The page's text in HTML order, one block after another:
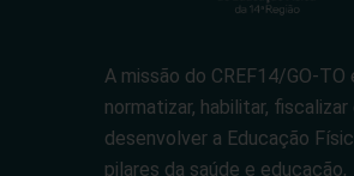
A missão do CREF14/GO-TO
normatizar, habilitar, fiscalizar
desenvolver a Educação
pilares da saúde e educação,